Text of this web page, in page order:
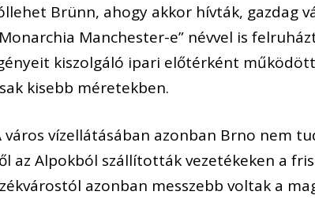
Brünn, ahogy akkor hívták, gazdag
Manchester-e” névvel is
kiszolgáló ipari előtérként
kisebb méretekben.
város vízellátásában azonban Brno nem
az Alpokból szállították vezetékeken a
azonban messzebb voltak a